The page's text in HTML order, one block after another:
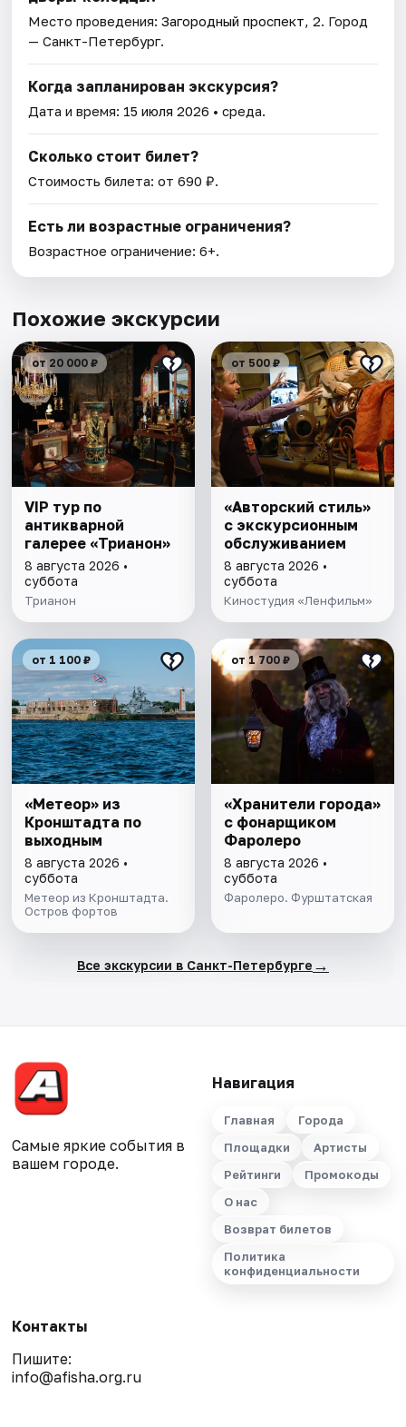
Место проведения:Загородный проспект, 2. Город
— Санкт-Петербург.
Когда запланирован экскурсия?
Дата и время: 15 июля 2026 • среда.
Сколько стоит билет?
Стоимость билета: от 690 ₽.
Есть ли возрастные ограничения?
Возрастное ограничение: 6+.
Похожие экскурсии
от 20 000 ₽
VIP тур по
антикварной
галерее «Трианон»
8 августа 2026 •
суббота
Трианон
от 500 ₽
«Авторский стиль»
с экскурсионным
обслуживанием
8 августа 2026 •
суббота
Киностудия «Ленфильм»
от 1 100 ₽
«Метеор» из
Кронштадта по
выходным
8 августа 2026 •
суббота
Метеор из Кронштадта.
Остров фортов
от 1 700 ₽
«Хранители города»
с фонарщиком
Фаролеро
8 августа 2026 •
суббота
Фаролеро. Фурштатская
Все экскурсии в Санкт-Петербурге →
Самые яркие события в
вашем городе.
Навигация
Главная
Города
Площадки
Артисты
Рейтинги
Промокоды
О нас
Возврат билетов
Политика
конфиденциальности
Контакты
Пишите:
info@afisha.org.ru